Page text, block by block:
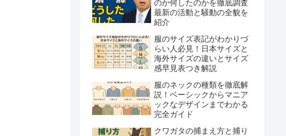
のか何したのかを徹底調査
最新の活動と騒動の全貌を
紹介
服のサイズ表記がわかりづ
らい人必見！日本サイズと
海外サイズの違いとサイズ
感早見表つき解説
服のネックの種類を徹底解
説！ベーシックからマニア
ックなデザインまでわかる
完全ガイド
クワガタの捕まえ方と捕り